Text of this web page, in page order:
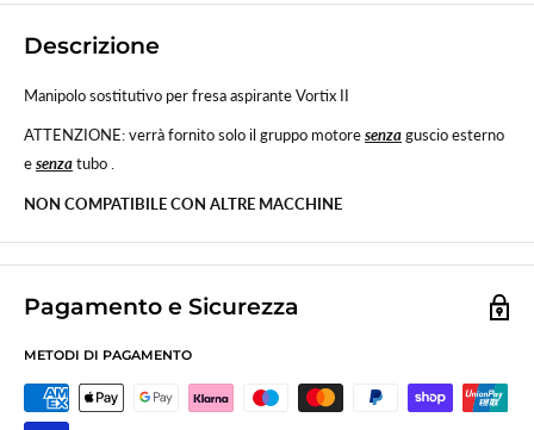
Descrizione
Manipolo sostitutivo per fresa aspirante Vortix II
ATTENZIONE: verrà fornito solo il gruppo motoresenzaguscio esterno
esenzatubo .
NON COMPATIBILE CON ALTRE MACCHINE
Pagamento e Sicurezza
METODI DI PAGAMENTO